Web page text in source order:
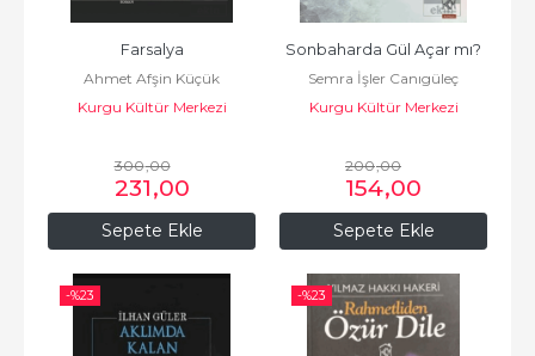
Sepete Ekle
Farsalya
Ahmet Afşin Küçük
Kurgu Kültür Merkezi
300,00
231,00
Sepete Ekle
Sonbaharda Gül Açar mı?
Semra İşler Canıgüleç
Kurgu Kültür Merkezi
200,00
154,00
-%23 -%23